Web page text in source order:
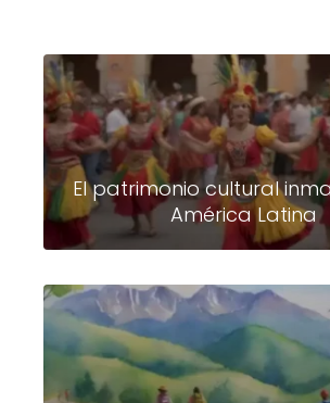
El patrimonio cultural
América Latina